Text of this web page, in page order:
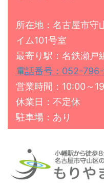
所在地：名古屋市守
イム101号室
最寄り駅：名鉄瀬
電話番号：052-
営業時間：10:00～
休業日：不定休
駐車場：あり